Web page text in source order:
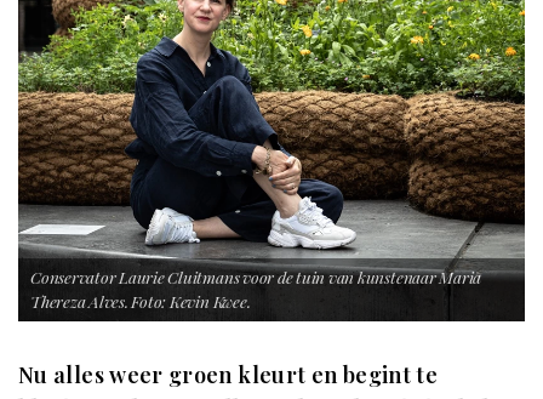
Conservator Laurie Cluitmans voor de tuin van kunstenaar Maria
Thereza Alves. Foto: Kevin Kwee.
Nu alles weer groen kleurt en begint te